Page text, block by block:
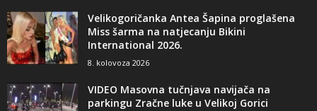
Velikogoričanka Antea Šapina proglašena
Miss šarma na natjecanju Bikini
International 2026.
8. kolovoza 2026
VIDEO Masovna tučnjava navijača na
parkingu Zračne luke u Velikoj Gorici